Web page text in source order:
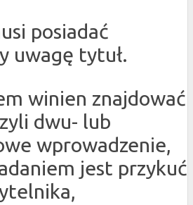
posiadać
uwagę tytuł.
winien znajdować
dwu- lub
wprowadzenie,
jest przykuć